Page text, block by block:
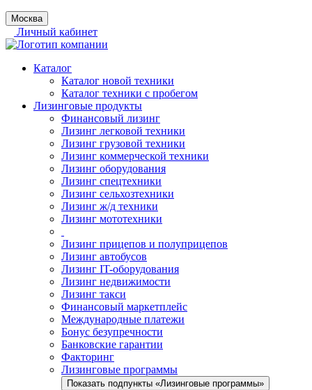
Москва
Личный кабинет
Каталог
Каталог новой техники
Каталог техники с пробегом
Лизинговые продукты
Финансовый лизинг
Лизинг легковой техники
Лизинг грузовой техники
Лизинг коммерческой техники
Лизинг оборудования
Лизинг спецтехники
Лизинг сельхозтехники
Лизинг ж/д техники
Лизинг мототехники
Лизинг прицепов и полуприцепов
Лизинг автобусов
Лизинг IT-оборудования
Лизинг недвижимости
Лизинг такси
Финансовый маркетплейс
Международные платежи
Бонус безупречности
Банковские гарантии
Факторинг
Лизинговые программы
Показать подпункты «Лизинговые программы»